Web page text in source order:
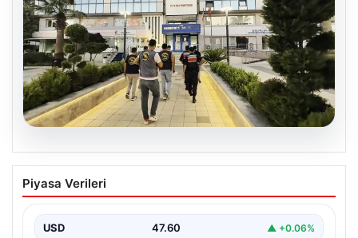
05.08.2026
Menderes Belediyesi Hakkında
Soruşturmada Firari Başkan Yardımcısı
İzmir'de Menderes Belediyesi'ne yönelik
Piyasa Verileri
USD 47.60 ▲ +0.06%